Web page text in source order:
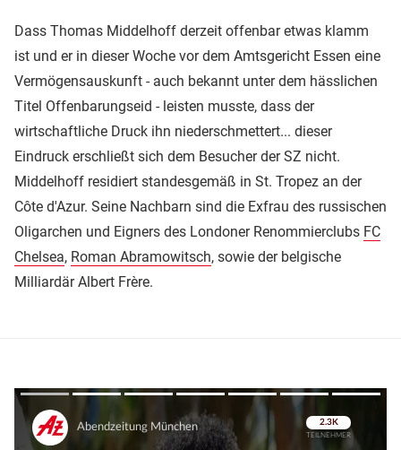
Dass Thomas Middelhoff derzeit offenbar etwas klamm
ist und er in dieser Woche vor dem Amtsgericht Essen eine
Vermögensauskunft - auch bekannt unter dem hässlichen
Titel Offenbarungseid - leisten musste, dass der
wirtschaftliche Druck ihn niederschmettert... dieser
Eindruck erschließt sich dem Besucher der SZ nicht.
Middelhoff residiert standesgemäß in St. Tropez an der
Côte d'Azur. Seine Nachbarn sind die Exfrau des russischen
Oligarchen und Eigners des Londoner Renommierclubs FC
Chelsea, Roman Abramowitsch, sowie der belgische
Milliardär Albert Frère.
Überspringen